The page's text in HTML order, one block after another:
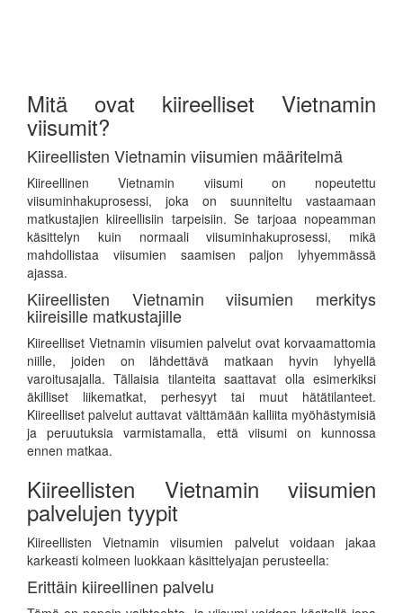
Mitä ovat kiireelliset Vietnamin
viisumit?
Kiireellisten Vietnamin viisumien määritelmä
Kiireellinen Vietnamin viisumi on nopeutettu
viisuminhakuprosessi, joka on suunniteltu vastaamaan
matkustajien kiireellisiin tarpeisiin. Se tarjoaa nopeamman
käsittelyn kuin normaali viisuminhakuprosessi, mikä
mahdollistaa viisumien saamisen paljon lyhyemmässä
ajassa.
Kiireellisten Vietnamin viisumien merkitys
kiireisille matkustajille
Kiireelliset Vietnamin viisumien palvelut ovat korvaamattomia
niille, joiden on lähdettävä matkaan hyvin lyhyellä
varoitusajalla. Tällaisia tilanteita saattavat olla esimerkiksi
äkilliset liikematkat, perhesyyt tai muut hätätilanteet.
Kiireelliset palvelut auttavat välttämään kalliita myöhästymisiä
ja peruutuksia varmistamalla, että viisumi on kunnossa
ennen matkaa.
Kiireellisten Vietnamin viisumien
palvelujen tyypit
Kiireellisten Vietnamin viisumien palvelut voidaan jakaa
karkeasti kolmeen luokkaan käsittelyajan perusteella:
Erittäin kiireellinen palvelu